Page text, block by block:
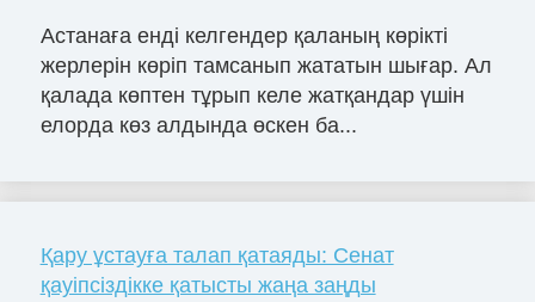
Астанаға енді келгендер қаланың көрікті
жерлерін көріп тамсанып жататын шығар. Ал
қалада көптен тұрып келе жатқандар үшін
елорда көз алдында өскен ба...
Қару ұстауға талап қатаяды: Сенат
қауіпсіздікке қатысты жаңа заңды